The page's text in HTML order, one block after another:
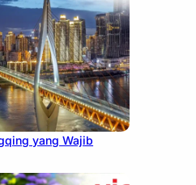
yang Wajib